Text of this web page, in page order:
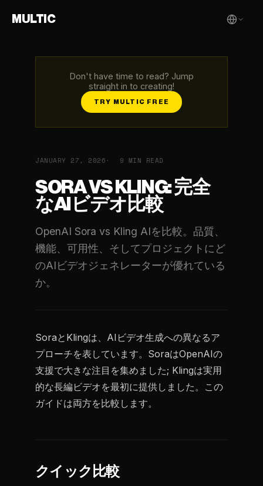
MULTIC
Don't have time to read? Jump
straight in to creating!
TRY MULTIC FREE
JANUARY 27, 2026 9 MIN READ
SORA VS KLING: 完全
なAIビデオ比較
OpenAI Sora vs Kling AIを比較。品質、
機能、可用性、そしてプロジェクトにど
のAIビデオジェネレーターが優れている
か。
SoraとKlingは、AIビデオ生成への異なるア
プローチを表しています。SoraはOpenAIの
支援で大きな注目を集めました; Klingは実用
的な長編ビデオを最初に提供しました。この
ガイドは両方を比較します。
クイック比較